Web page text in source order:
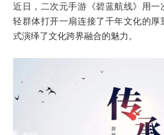
近日，二次元手游《碧蓝航线》用
轻群体打开一扇连接了千年文化的
式演绎了文化跨界融合的魅力。